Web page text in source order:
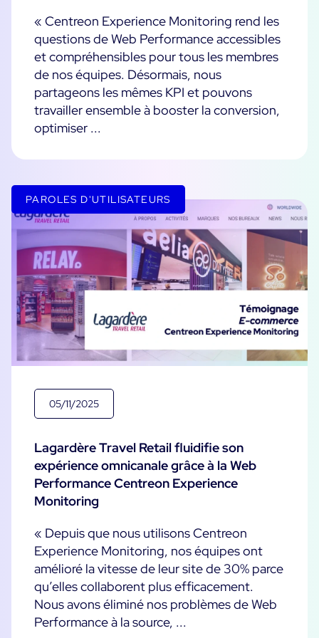
Convergence IT & OT
Observabilité
Performance Web
Supervision des Conteneurs
Supervision du Cloud
Supervision réseau
Témoignages Clients
MSP
Logistique & Commerce
Santé
Education
Technologies
AWS
Microsoft 365
POURQUOI CENTREON
Bénéfices
Essai gratuit Centreon Infra Monitoring
Partenaires
Programme ON-Partner
Programme Partenaires MSP
Services
Customer Care
Formation
Communauté
The Watch
Github
Open Source
RESSOURCES
Choisir une solution de supervision open source ou
payante selon le critère du TCO
Supervision au-delà de l’IT : un guide de survie pour
la convergence IT/OT
Documentation
The Watch
« Centreon Experience Monitoring rend les
questions de Web Performance accessibles
et compréhensibles pour tous les membres
de nos équipes. Désormais, nous
partageons les mêmes KPI et pouvons
travailler ensemble à booster la conversion,
optimiser ...
PAROLES D'UTILISATEURS
05/11/2025
Lagardère Travel Retail fluidifie son
expérience omnicanale grâce à la Web
Performance Centreon Experience
Monitoring
« Depuis que nous utilisons Centreon
Experience Monitoring, nos équipes ont
amélioré la vitesse de leur site de 30% parce
qu’elles collaborent plus efficacement.
Nous avons éliminé nos problèmes de Web
Performance à la source, ...